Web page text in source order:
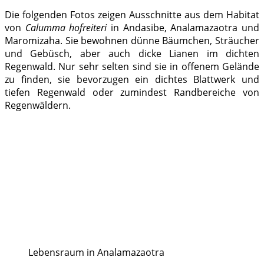
Die folgenden Fotos zeigen Ausschnitte aus dem Habitat
von Calumma hofreiteri in Andasibe, Analamazaotra und
Maromizaha. Sie bewohnen dünne Bäumchen, Sträucher
und Gebüsch, aber auch dicke Lianen im dichten
Regenwald. Nur sehr selten sind sie in offenem Gelände
zu finden, sie bevorzugen ein dichtes Blattwerk und
tiefen Regenwald oder zumindest Randbereiche von
Regenwäldern.
Lebensraum in Analamazaotra